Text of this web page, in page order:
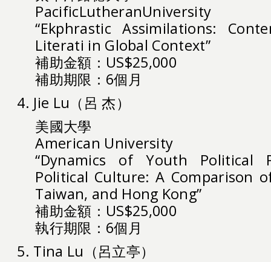
PacificLutheranUniversity
“Ekphrastic Assimilations:
Literati in Global Context”
補助金額：US$25,000
補助期限：6個月
4. Jie Lu（呂 杰）
美國大學
American University
“Dynamics of Youth Political
Political Culture: A Comparison
Taiwan, and Hong Kong”
補助金額：US$25,000
執行期限：6個月
5. Tina Lu（呂立亭）